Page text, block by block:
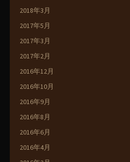
2018年3月
2017年5月
2017年3月
2017年2月
2016年12月
2016年10月
2016年9月
2016年8月
2016年6月
2016年4月